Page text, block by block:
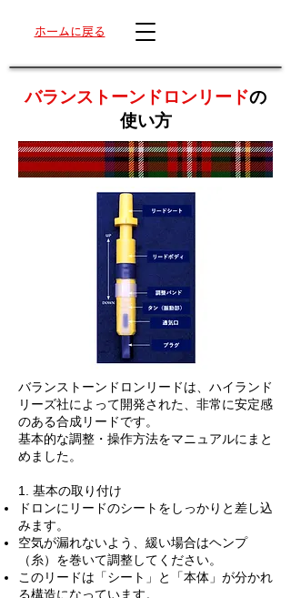
ホームに戻る
バランストーンドロンリードの
使い方
バランストーンドロンリードは、ハイランド
リーズ社によって開発された、非常に安定感
のある合成リードです。
基本的な調整・操作方法をマニュアルにまと
めました。
1. 基本の取り付け
ドロンにリードのシートをしっかりと差し込
みます。
空気が漏れないよう、緩い場合はヘンプ
（糸）を巻いて調整してください。
このリードは「シート」と「本体」が分かれ
る構造になっています。